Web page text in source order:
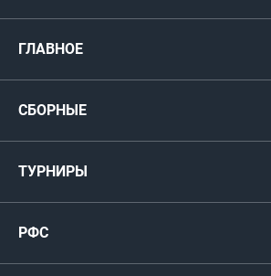
ГЛАВНОЕ
Карта болельщика
СБОРНЫЕ
Футзал
ТУРНИРЫ
РФС